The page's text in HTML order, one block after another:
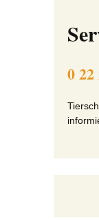
Aktive Mitarbeit
0 22